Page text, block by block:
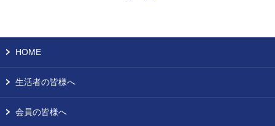
HOME
生活者の皆様へ
会員の皆様へ